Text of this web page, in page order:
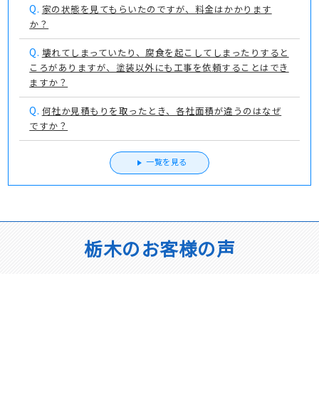
Q. 家の状態を見てもらいたのですが、料金はかかります
か？
Q. 壊れてしまっていたり、腐食を起こしてしまったりすると
ころがありますが、塗装以外にも工事を依頼することはでき
ますか？
Q. 何社か見積もりを取ったとき、各社面積が違うのはなぜ
ですか？
一覧を見る
栃木のお客様の声